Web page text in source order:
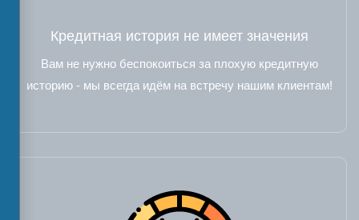
Кредитная история не имеет значения
Вам не нужно беспокоиться за плохую кредитную
историю - мы всегда идём на встречу нашим клиентам!